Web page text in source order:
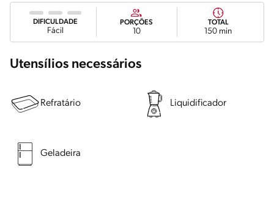
DIFICULDADE
Fácil
PORÇÕES
10
TOTAL
150 min
Utensílios necessários
Refratário Liquidificador
Geladeira